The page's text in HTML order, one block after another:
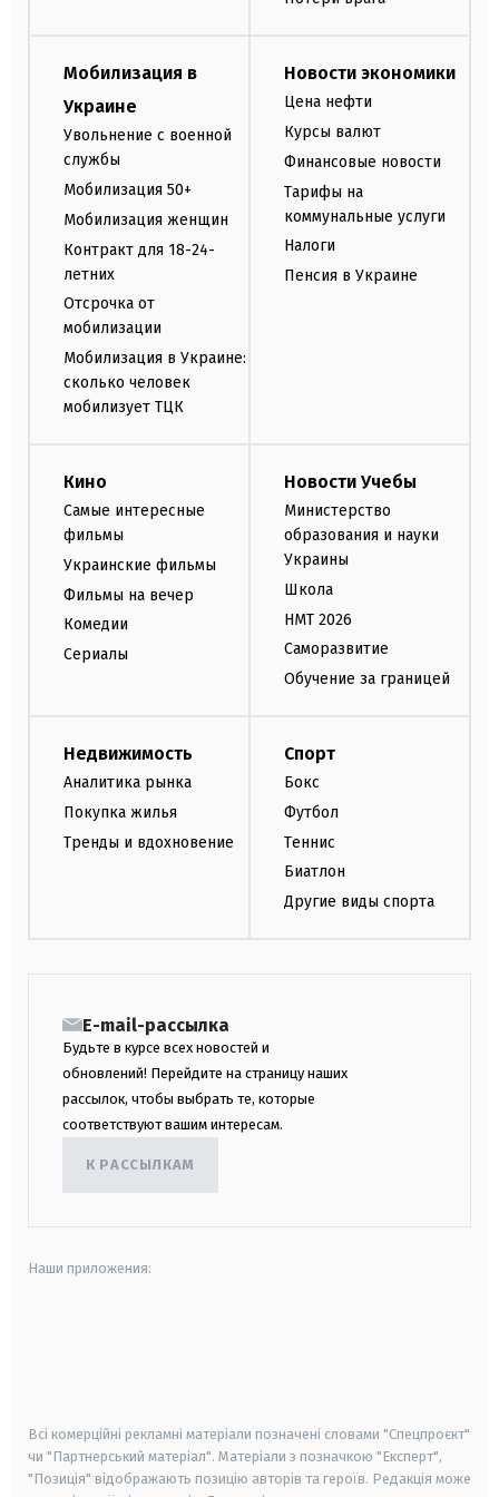
Мобилизация в
Украине
Увольнение с военной
службы
Мобилизация 50+
Мобилизация женщин
Контракт для 18-24-
летних
Отсрочка от
мобилизации
Мобилизация в Украине:
сколько человек
мобилизует ТЦК
Новости экономики
Цена нефти
Курсы валют
Финансовые новости
Тарифы на
коммунальные услуги
Налоги
Пенсия в Украине
Кино
Самые интересные
фильмы
Украинские фильмы
Фильмы на вечер
Комедии
Сериалы
Новости Учебы
Министерство
образования и науки
Украины
Школа
НМТ 2026
Саморазвитие
Обучение за границей
Недвижимость
Аналитика рынка
Покупка жилья
Тренды и вдохновение
Спорт
Бокс
Футбол
Теннис
Биатлон
Другие виды спорта
E-mail-рассылка
Будьте в курсе всех новостей и
обновлений! Перейдите на страницу наших
рассылок, чтобы выбрать те, которые
соответствуют вашим интересам.
К РАССЫЛКАМ
Наши приложения:
Всі комерційні рекламні матеріали позначені словами "Спецпроєкт"
чи "Партнерський матеріал". Матеріали з позначкою "Експерт",
"Позиція" відображають позицію авторів та героїв. Редакція може